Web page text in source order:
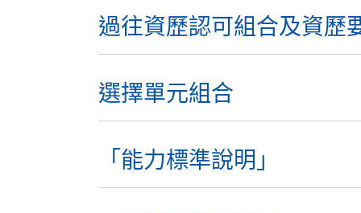
過往資歷認可組合及資歷
選擇單元組合
「能力標準說明」